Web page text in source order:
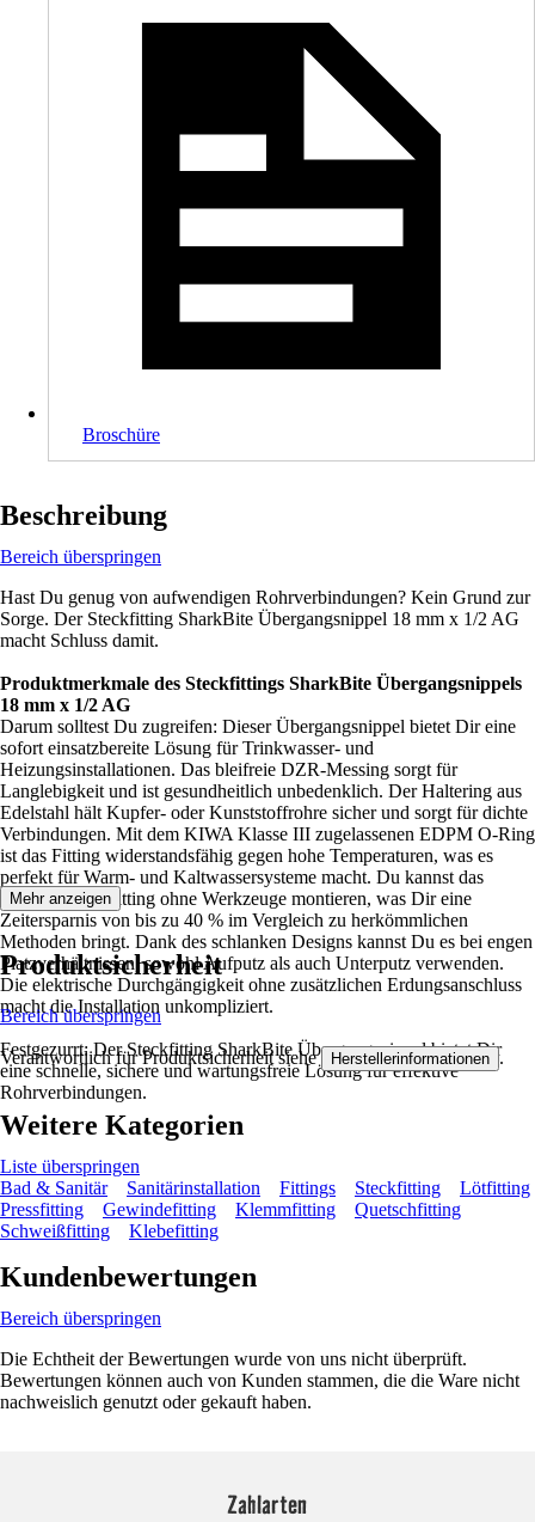
Broschüre
Beschreibung
Bereich überspringen
Hast Du genug von aufwendigen Rohrverbindungen? Kein Grund zur
Sorge. Der Steckfitting SharkBite Übergangsnippel 18 mm x 1/2 AG
macht Schluss damit.
Produktmerkmale des Steckfittings SharkBite Übergangsnippels
18 mm x 1/2 AG
Darum solltest Du zugreifen: Dieser Übergangsnippel bietet Dir eine
sofort einsatzbereite Lösung für Trinkwasser- und
Heizungsinstallationen. Das bleifreie DZR-Messing sorgt für
Langlebigkeit und ist gesundheitlich unbedenklich. Der Haltering aus
Edelstahl hält Kupfer- oder Kunststoffrohre sicher und sorgt für dichte
Verbindungen. Mit dem KIWA Klasse III zugelassenen EDPM O-Ring
ist das Fitting widerstandsfähig gegen hohe Temperaturen, was es
perfekt für Warm- und Kaltwassersysteme macht. Du kannst das
Messing-Steckfitting ohne Werkzeuge montieren, was Dir eine
Zeitersparnis von bis zu 40 % im Vergleich zu herkömmlichen
Methoden bringt. Dank des schlanken Designs kannst Du es bei engen
Platzverhältnissen, sowohl Aufputz als auch Unterputz verwenden.
Die elektrische Durchgängigkeit ohne zusätzlichen Erdungsanschluss
macht die Installation unkompliziert.
Festgezurrt: Der Steckfitting SharkBite Übergangsnippel bietet Dir
eine schnelle, sichere und wartungsfreie Lösung für effektive
Rohrverbindungen.
Mehr anzeigen
Produktsicherheit
Bereich überspringen
Verantwortlich für Produktsicherheit siehe Herstellerinformationen .
Weitere Kategorien
Liste überspringen
Bad & Sanitär
Sanitärinstallation Fittings Steckfitting
Lötfitting
Pressfitting
Gewindefitting Klemmfitting
Quetschfitting
Schweißfitting
Klebefitting
Kundenbewertungen
Bereich überspringen
Die Echtheit der Bewertungen wurde von uns nicht überprüft.
Bewertungen können auch von Kunden stammen, die die Ware nicht
nachweislich genutzt oder gekauft haben.
Zahlarten